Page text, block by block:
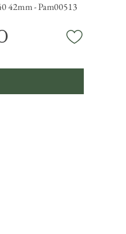
42mm - Pam00513